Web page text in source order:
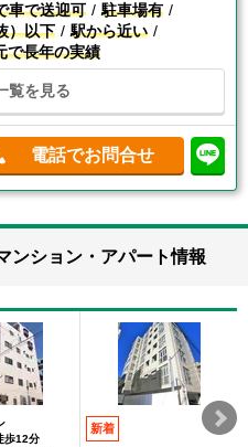
車で送迎可
駐車場有
）以下
駅から近い
で長年の実績
覧を見る
電話でお問合せ
ンション・アパート情報
歩12分
新着